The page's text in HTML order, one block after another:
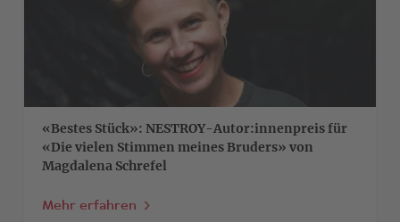
«Bestes Stück»: NESTROY-Autor:innenpreis für
«Die vielen Stimmen meines Bruders» von
Magdalena Schrefel
Mehr erfahren